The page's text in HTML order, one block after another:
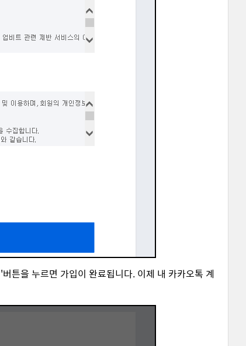
'버튼을 누르면 가입이 완료됩니다. 이제 내 카카오톡 계